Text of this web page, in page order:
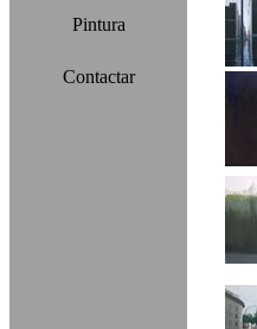
Pintura
Contactar